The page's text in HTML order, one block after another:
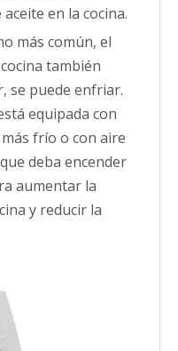
en la cocina.
más común, el
también
se puede enfriar.
equipada con
frío o con aire
deba encender
aumentar la
y reducir la